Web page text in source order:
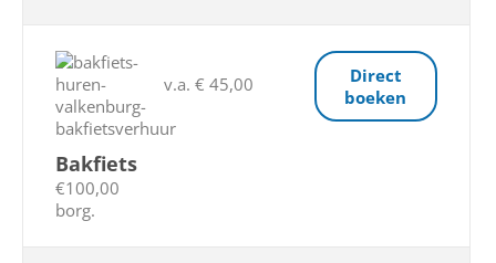
Bakfiets
€100,00
borg.
v.a. € 45,00
Direct
boeken